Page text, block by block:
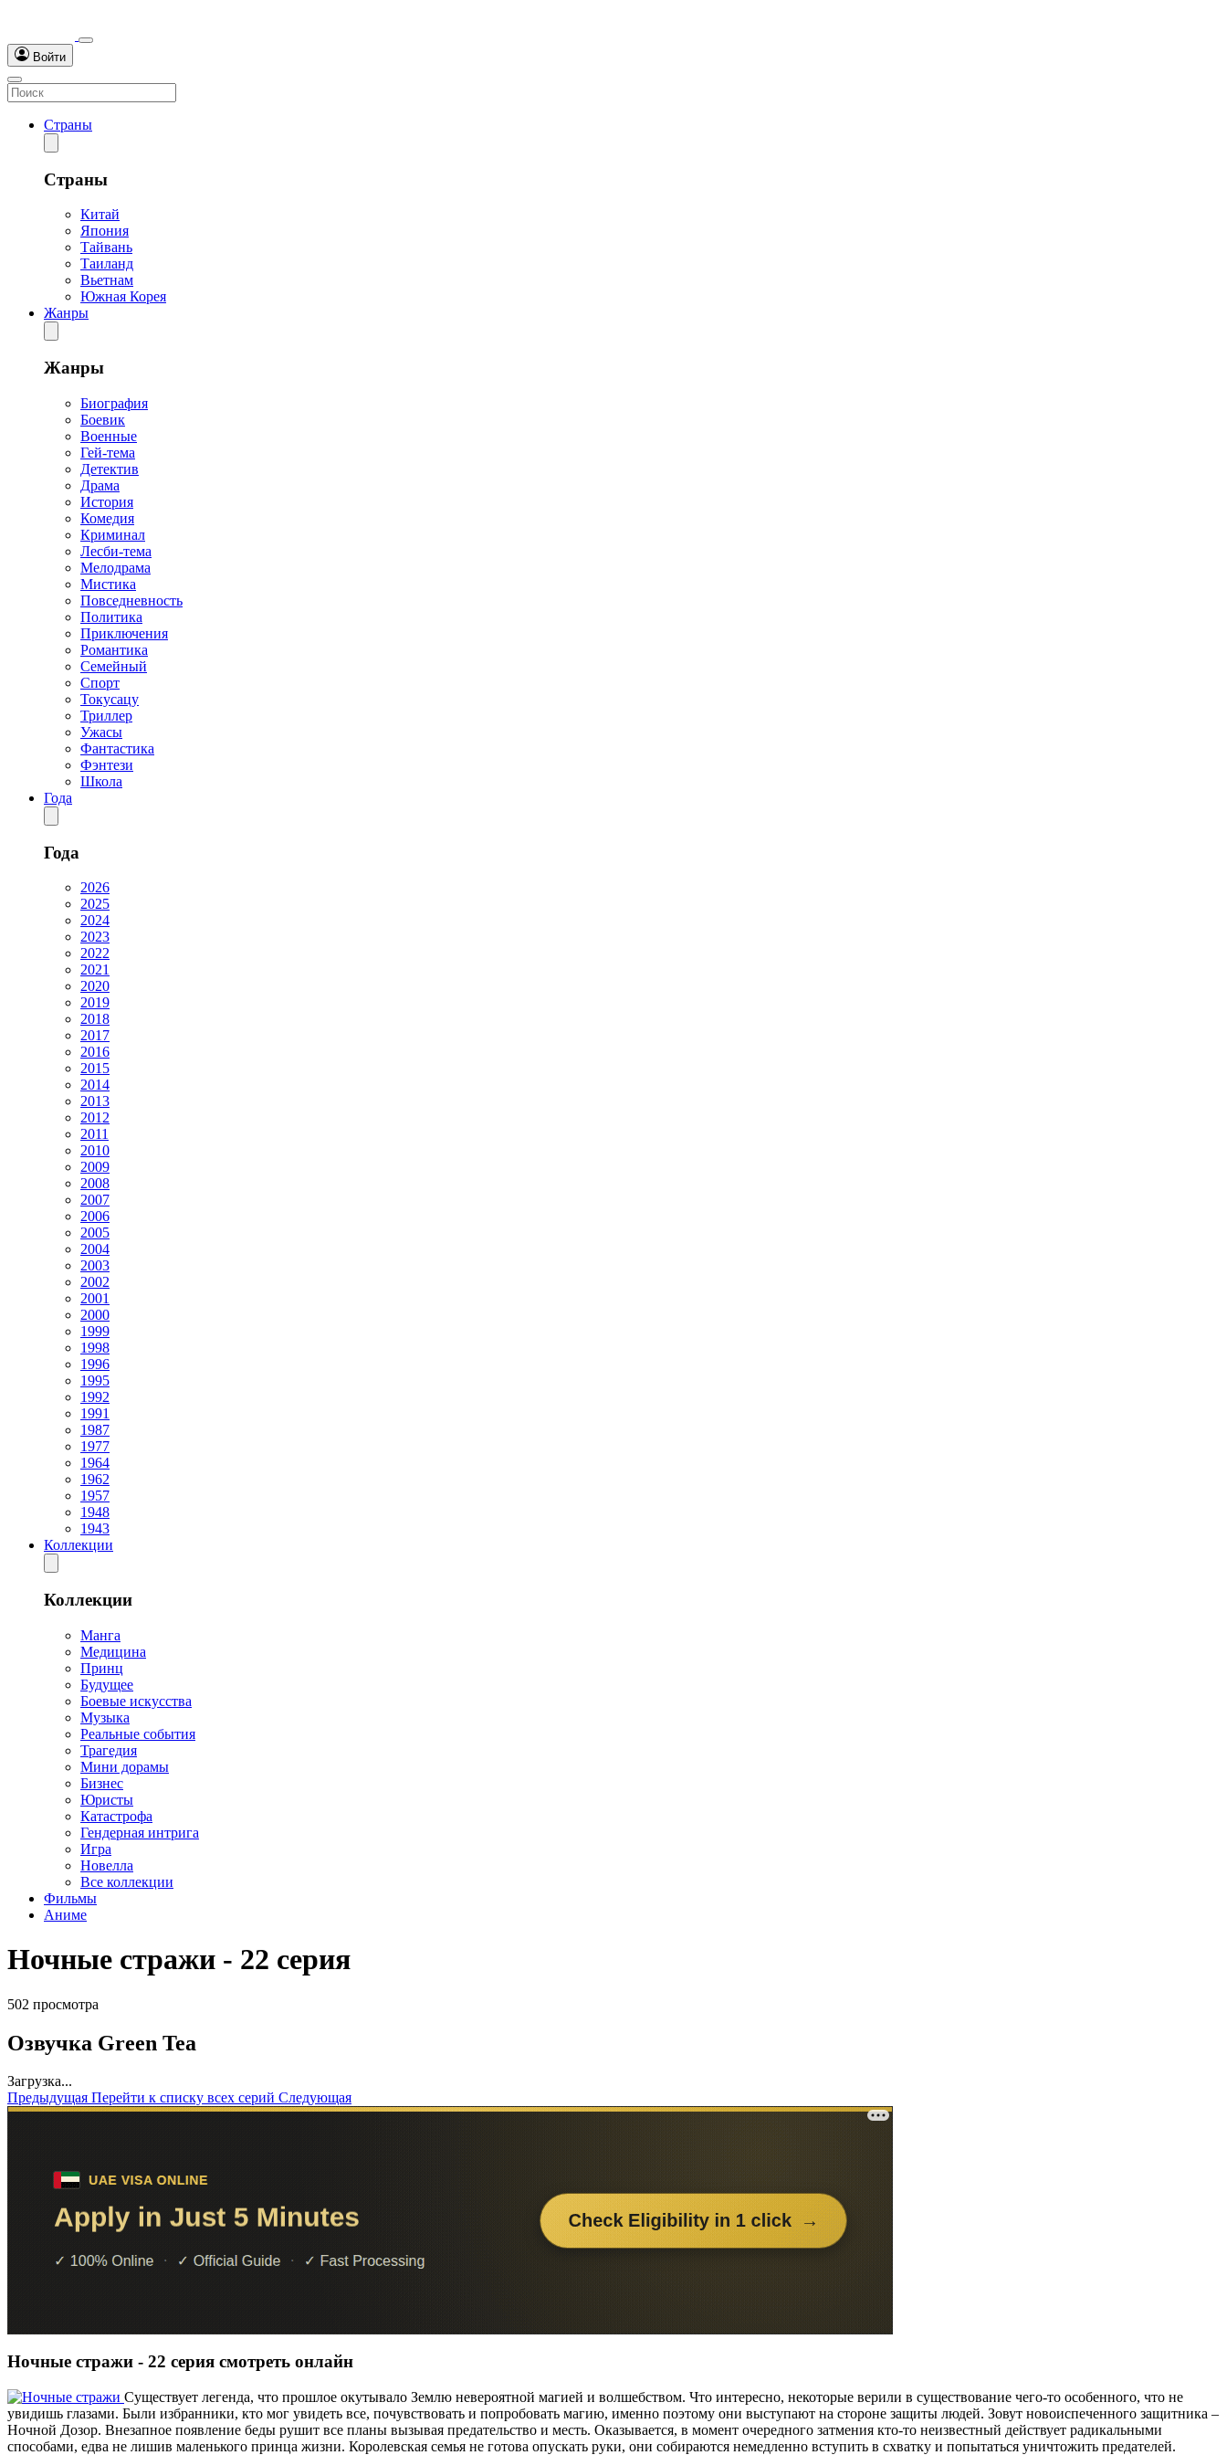
Войти
Страны
Страны
Китай
Япония
Тайвань
Таиланд
Вьетнам
Южная Корея
Жанры
Жанры
Биография
Боевик
Военные
Гей-тема
Детектив
Драма
История
Комедия
Криминал
Лесби-тема
Мелодрама
Мистика
Повседневность
Политика
Приключения
Романтика
Семейный
Спорт
Токусацу
Триллер
Ужасы
Фантастика
Фэнтези
Школа
Года
Года
2026
2025
2024
2023
2022
2021
2020
2019
2018
2017
2016
2015
2014
2013
2012
2011
2010
2009
2008
2007
2006
2005
2004
2003
2002
2001
2000
1999
1998
1996
1995
1992
1991
1987
1977
1964
1962
1957
1948
1943
Коллекции
Коллекции
Манга
Медицина
Принц
Будущее
Боевые искусства
Музыка
Реальные события
Трагедия
Мини дорамы
Бизнес
Юристы
Катастрофа
Гендерная интрига
Игра
Новелла
Все коллекции
Фильмы
Аниме
Ночные стражи - 22 серия
502 просмотра
Озвучка Green Tea
Загрузка...
Предыдущая Перейти к списку всех серий Следующая
Ночные стражи - 22 серия смотреть онлайн
Существует легенда, что прошлое окутывало Землю невероятной магией и волшебством. Что интересно, некоторые верили в существование чего-то особенного, что не
увидишь глазами. Были избранники, кто мог увидеть все, почувствовать и попробовать магию, именно поэтому они выступают на стороне защиты людей. Зовут новоиспеченного защитника –
Ночной Дозор. Внезапное появление беды рушит все планы вызывая предательство и месть. Оказывается, в момент очередного затмения кто-то неизвестный действует радикальными
способами, едва не лишив маленького принца жизни. Королевская семья не готова опускать руки, они собираются немедленно вступить в схватку и попытаться уничтожить предателей.